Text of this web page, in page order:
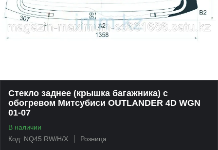
Стекло заднее (крышка багажника) с
обогревом Митсубиси OUTLANDER 4D WGN
01-07
В наличии
Код: NQ45 RW/H/X
Розница